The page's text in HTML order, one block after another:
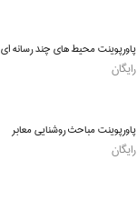
پاورپوینت محیط های چند رسانه ای
رایگان
پاورپوینت مباحث روشنایی معابر
رایگان